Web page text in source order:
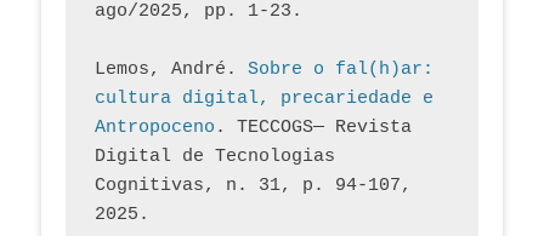
ago/2025, pp. 1-23.
Lemos, André. Sobre o fal(h)ar:
cultura digital, precariedade e
Antropoceno . TECCOGS— Revista
Digital de Tecnologias
Cognitivas, n. 31, p. 94-107,
2025.